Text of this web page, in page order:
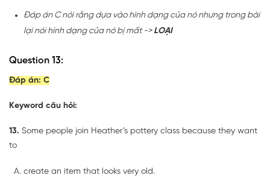
Đáp án C nói rằng dựa vào hình dạng của nó nhưng trong bài
lại nói hình dạng của nó bị mất -> LOẠI
Question 13:
Đáp án: C
Keyword câu hỏi:
13. Some people join Heather’s pottery class because they want
to
create an item that looks very old.